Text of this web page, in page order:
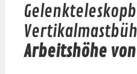
Arbeitshöhe von